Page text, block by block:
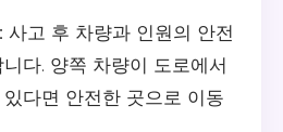
사고 후 차량과 인원의 안전
다. 양쪽 차량이 도로에서
다면 안전한 곳으로 이동